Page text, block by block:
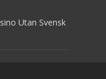
Utan Svensk